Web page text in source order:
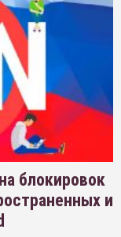
блокировок
и